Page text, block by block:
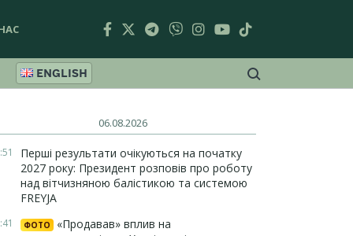
ENGLISH
06.08.2026
Перші результати очікуються на початку
2027 року: Президент розповів про роботу
над вітчизняною балістикою та системою
FREYJA
ФОТО
«Продавав» вплив на